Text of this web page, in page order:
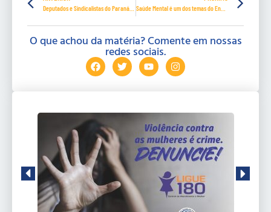
Saúde Mental é um dos temas do Encontro Viver Mulher
O que achou da matéria? Comente em nossas
redes sociais.